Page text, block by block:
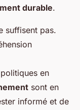
durable.
suffisent pas.
en
sont en
informé et de